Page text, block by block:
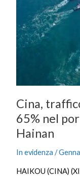
Cina,
65% nel
Hainan
In evidenza /
HAIKOU (CINA)
65%
nel
porto
Hainan